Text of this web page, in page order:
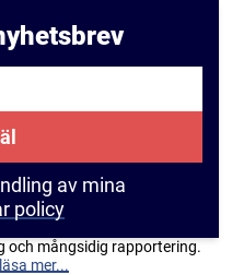
av mina
policy
och mångsidig rapportering.
mer...